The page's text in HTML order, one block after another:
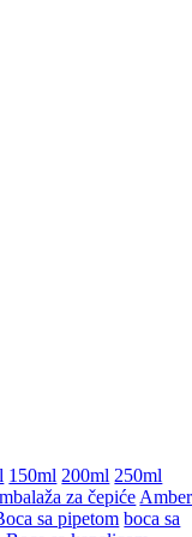
150ml 200ml 250ml
za čepiće Amber
sa pipetom boca sa